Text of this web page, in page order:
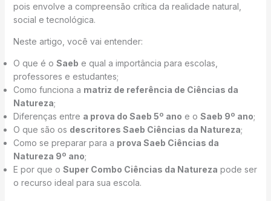
pois envolve a compreensão crítica da realidade natural,
social e tecnológica.
Neste artigo, você vai entender:
O que é o Saeb e qual a importância para escolas,
professores e estudantes;
Como funciona a matriz de referência de Ciências da
Natureza;
Diferenças entre a prova do Saeb 5º ano e o Saeb 9º ano;
O que são os descritores Saeb Ciências da Natureza;
Como se preparar para a prova Saeb Ciências da
Natureza 9º ano;
E por que o Super Combo Ciências da Natureza pode ser
o recurso ideal para sua escola.